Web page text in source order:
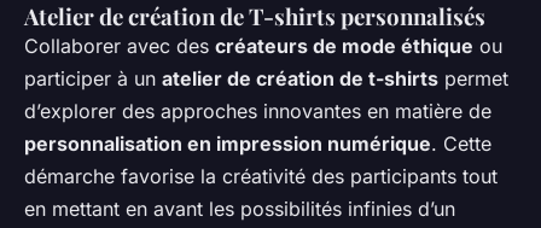
Atelier de création de T-shirts personnalisés
Collaborer avec des créateurs de mode éthique ou
participer à un atelier de création de t-shirts permet
d’explorer des approches innovantes en matière de
personnalisation en impression numérique. Cette
démarche favorise la créativité des participants tout
en mettant en avant les possibilités infinies d’un